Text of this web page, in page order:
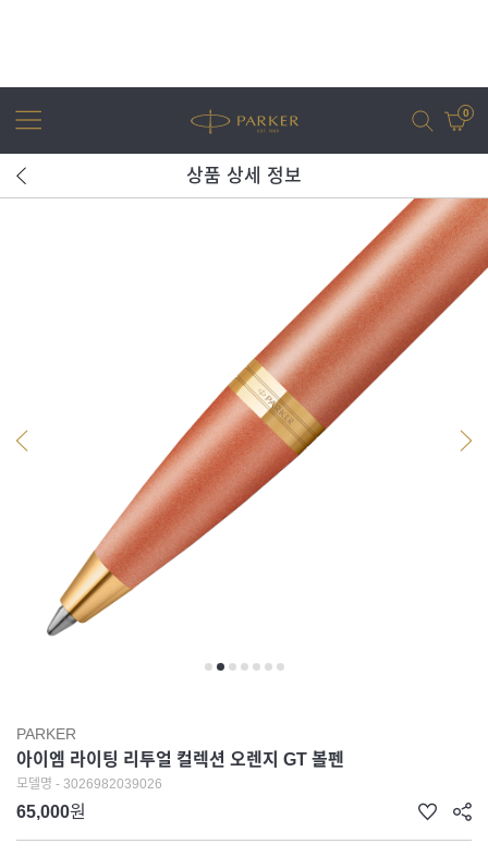
0
조터 XL 조터
상품 상세 정보
PARKER
아이엠 라이팅 리투얼 컬렉션 오렌지 GT 볼펜
모델명 - 3026982039026
65,000원